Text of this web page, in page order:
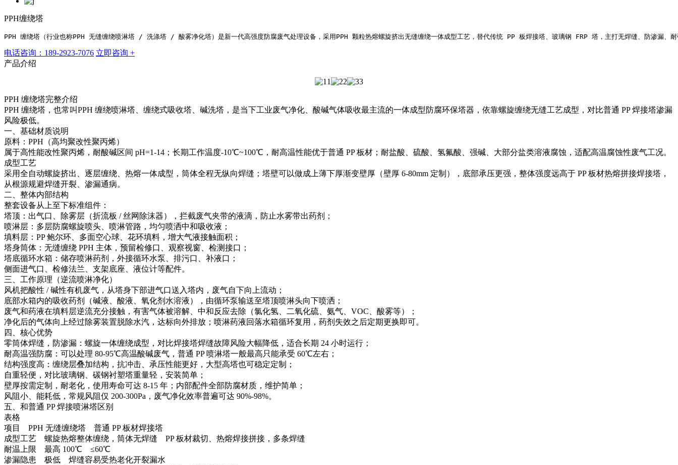
PPH缠绕塔
PPH 缠绕塔（行业也称PPH 无缝缠绕喷淋塔 / 洗涤塔 / 酸雾净化塔）是新一代高强度防腐废气处理设备，采用PPH 颗粒热熔螺旋挤出无缝缠绕一体成型工艺，替代传统 PP 板焊接塔、玻璃钢 FRP 塔，主打无焊缝、防渗漏、
电话咨询：189-2923-7076 立即咨询 +
产品介绍
PPH 缠绕塔完整介绍
PPH 缠绕塔，也常叫PPH 缠绕喷淋塔、缠绕式吸收塔、碱洗塔，是当下工业废气净化、酸碱气体吸收最主流的一体成型防腐环保塔器，依靠螺旋缠绕无缝工艺成型，对比普通 PP 焊接塔渗漏
风险极低。
一、基础材质说明
原料：PPH（高均聚改性聚丙烯）
属于高性能改性聚丙烯，耐酸碱区间 pH=1‑14；长期工作温度‑10℃~100℃，耐高温性能优于普通 PP 板材；耐盐酸、硫酸、氢氟酸、强碱、大部分盐类溶液腐蚀，适配高温腐蚀性废气工况。
成型工艺
采用全自动螺旋挤出、逐层缠绕、热熔一体成型，筒体全程无纵向焊缝；塔壁可以做成上薄下厚渐变壁厚（壁厚 6‑80mm 定制），底部承压更强，整体强度远高于 PP 板材热熔拼接焊接塔，
从根源规避焊缝开裂、渗漏通病。
二、整体内部结构
整套设备从上至下标准组件：
塔顶：出气口、除雾层（折流板 / 丝网除沫器），拦截废气夹带的液滴，防止水雾带出药剂；
喷淋层：多层防腐螺旋喷头、喷淋管路，均匀喷洒中和吸收液；
填料层：PP 鲍尔环、多面空心球、花环填料，增大气液接触面积；
塔身筒体：无缝缠绕 PPH 主体，预留检修口、观察视窗、检测接口；
塔底循环水箱：储存喷淋药剂，外接循环水泵、排污口、补液口；
侧面进气口、检修法兰、支架底座、液位计等配件。
三、工作原理（逆流喷淋净化）
风机把酸性 / 碱性有机废气，从塔身下部进气口送入塔内，废气自下向上流动；
底部水箱内的吸收药剂（碱液、酸液、氧化剂水溶液），由循环泵输送至塔顶喷淋头向下喷洒；
废气和药液在填料层逆流充分接触，有害气体被溶解、中和反应去除（氯化氢、二氧化硫、氨气、VOC、酸雾等）；
净化后的气体向上经过除雾装置脱除水汽，达标向外排放；喷淋药液回落水箱循环复用，药剂失效之后定期更换即可。
四、核心优势
零筒体焊缝，防渗漏：螺旋一体缠绕成型，对比焊接塔焊缝故障风险大幅降低，适合长期 24 小时运行；
耐高温强防腐：可以处理 80‑95℃高温酸碱废气，普通 PP 喷淋塔一般最高只能承受 60℃左右；
结构强度高：缠绕层叠加结构，抗冲击、承压性能更好，大型高塔也可稳定定制；
自重轻便，对比玻璃钢、碳钢衬塑塔重量轻，安装简单；
壁厚按需定制，耐老化，使用寿命可达 8‑15 年；内部配件全部防腐材质，维护简单；
风阻小、能耗低，常规风阻仅 200‑300Pa，废气净化效率普遍可达 90%‑98%。
五、和普通 PP 焊接喷淋塔区别
表格
项目 PPH 无缝缠绕塔 普通 PP 板材焊接塔
成型工艺 螺旋热熔整体缠绕，筒体无焊缝 PP 板材裁切、热熔焊接拼接，多条焊缝
耐温上限 最高 100℃ ≤60℃
渗漏隐患 极低 焊缝容易受热老化开裂漏水